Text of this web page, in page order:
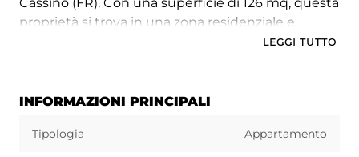
proprietà si trova in una zona residenziale e
tranquilla, ideale per chi cerca un'oasi di pace e
L'appartamento vanta due balconi che offrono
l'aria fresca. Inoltre, dispone di tre camere da letto
LEGGI TUTTO
INFORMAZIONI PRINCIPALI
Tipologia Appartamento